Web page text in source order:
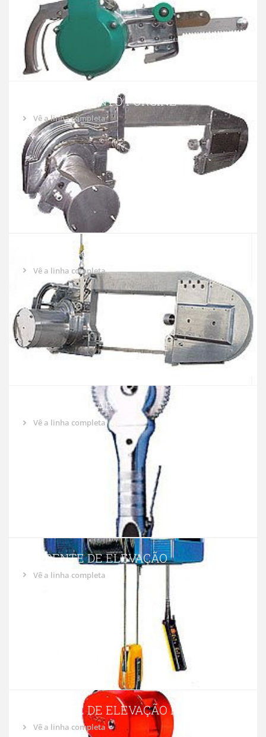
SERRA DE CANTO PORCINE
Vê a linha completa
SERRA DE CANTO BOVINO
Vê a linha completa
FACA CIRCULAR
Vê a linha completa
CORRENTE DE ELEVAÇÃO
Vê a linha completa
CORRENTE DE ELEVAÇÃO PC250
Vê a linha completa